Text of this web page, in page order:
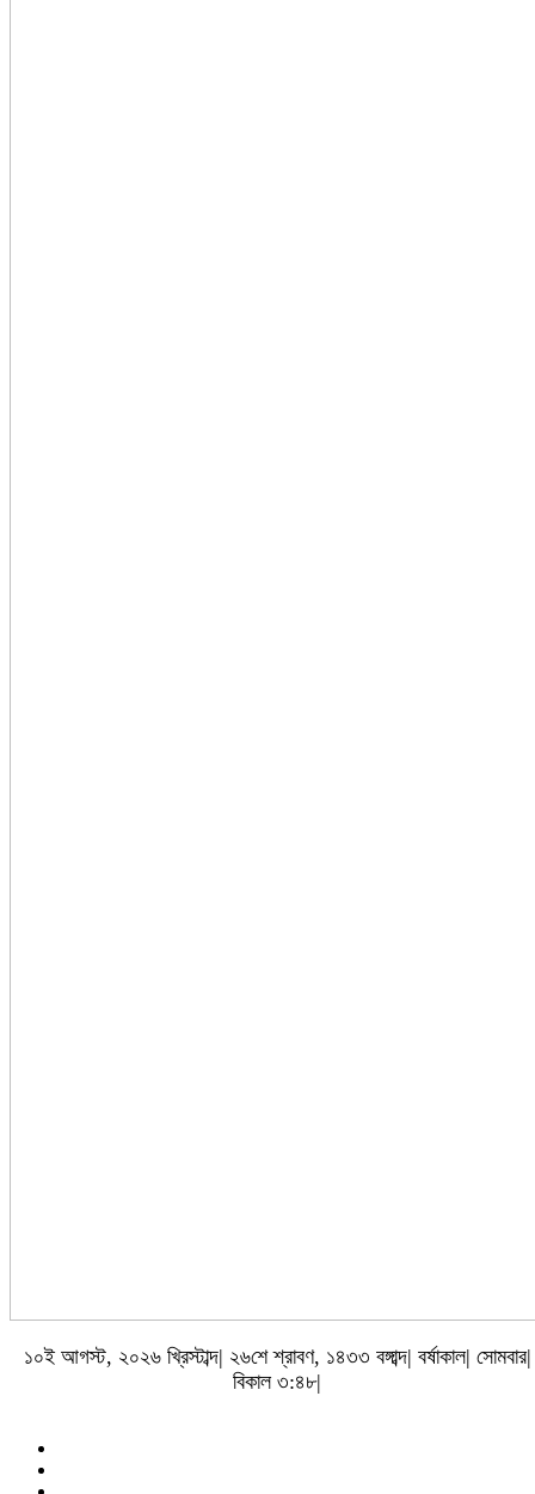
১০ই আগস্ট, ২০২৬ খ্রিস্টাব্দ| ২৬শে শ্রাবণ, ১৪৩৩ বঙ্গাব্দ| বর্ষাকাল| সোমবার|
বিকাল ৩:৪৮|